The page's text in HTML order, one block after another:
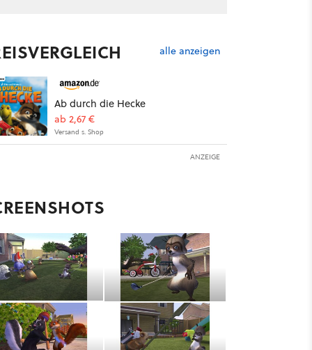
alle anzeigen
Ab durch die Hecke
ab 2,67 €
Versand s. Shop
ANZEIGE